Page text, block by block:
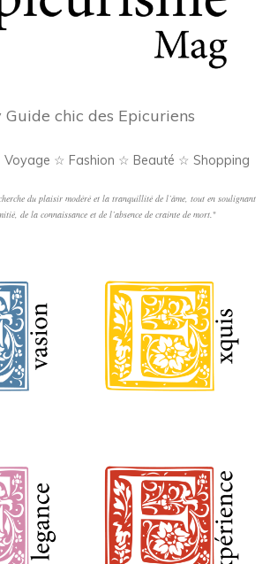
Guide chic des Epicuriens
☆ Fashion ☆ Beauté ☆ Shopping
du plaisir modéré et la tranquillité de l’âme, tout en soulignant
de la connaissance et de l’absence de crainte de mort."